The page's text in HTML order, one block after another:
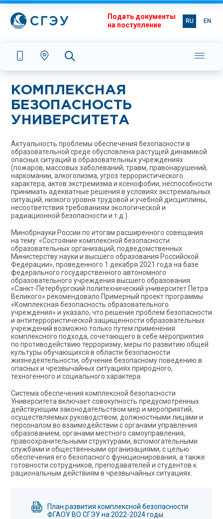
RU EN
Подать документы
на поступление
КОМПЛЕКСНАЯ
БЕЗОПАСНОСТЬ
УНИВЕРСИТЕТА
Актуальность проблемы обеспечения безопасности в
образовательной среде обусловлена растущей динамикой
опасных ситуаций в образовательных учреждениях
(пожаров, массовых заболеваний, травм, правонарушений,
наркомании, алкоголизма, угроз террористического
характера, актов экстремизма и ксенофобии, неспособности
принимать адекватные решения в условиях экстремальных
ситуаций, низкого уровня трудовой и учебной дисциплины,
несоответствия требованиям экологической и
радиационной безопасности и т.д.).
Минобрнауки России по итогам расширенного совещания
на тему: «Состояние комплексной безопасности
образовательных организаций, подведомственных
Министерству науки и высшего образования Российской
Федерации», проведенного 1 декабря 2021 года на базе
федерального государственного автономного
образовательного учреждения высшего образования
«Санкт-Петербургский политехнический университет Петра
Великого» рекомендовало Примерный проект программы
«Комплексная безопасность образовательного
учреждения» и указало, что решение проблем безопасности
и антитеррористической защищенности образовательных
учреждений возможно только путем применения
комплексного подхода, сочетающего в себе мероприятия
по противодействию терроризму, меры по развитию общей
культуры обучающихся в области безопасности
жизнедеятельности, обучение безопасному поведению в
опасных и чрезвычайных ситуациях природного,
техногенного и социального характера.
Система обеспечения комплексной безопасности
Университета включает совокупность предусмотренных
действующим законодательством мер и мероприятий,
осуществляемых руководством, должностными лицами и
персоналом во взаимодействии с органами управления
образованием, органами местного самоуправления,
правоохранительными структурами, вспомогательными
службами и общественными организациями, с целью
обеспечения его безопасного функционирования, а также
готовности сотрудников, преподавателей и студентов к
рациональным действиям в чрезвычайных ситуациях.
План развития комплексной безопасности
ФГАОУ ВО СГЭУ на 2022-2024 годы